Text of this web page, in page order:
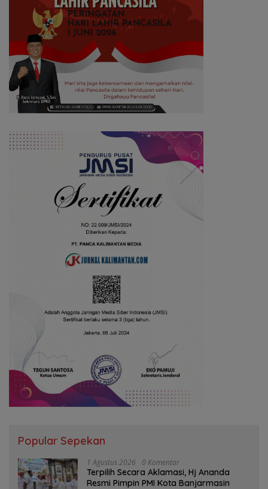
Popular Sepekan
1 Agustus 2026 0 Komentar
‎Terpilih Secara Aklamasi, Hj Ananda
Resmi Pimpin PMI Kota Banjarmasin